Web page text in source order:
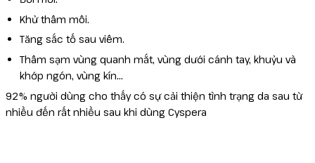
Khử thâm môi.
Tăng sắc tố sau viêm.
Thâm sạm vùng quanh mắt, vùng dưới cánh tay, khuỷu và
khớp ngón, vùng kín…
92% người dùng cho thấy có sự cải thiện tình trạng da sau từ
nhiều đến rất nhiều sau khi dùng Cyspera